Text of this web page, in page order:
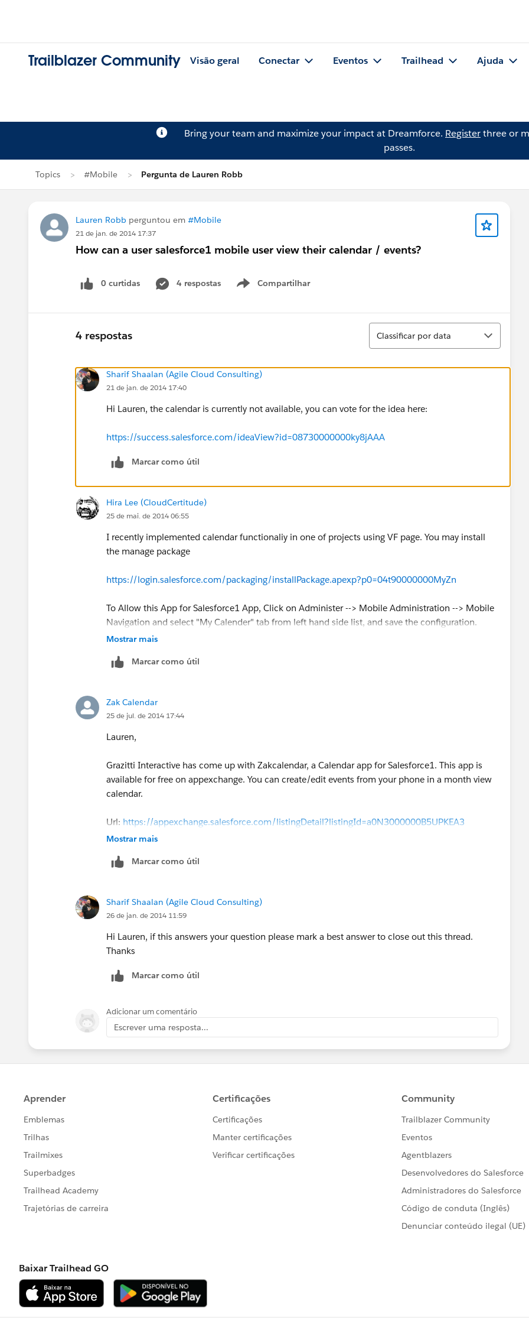
Trailblazer Community Visão geral Conectar Eventos Trailhead Ajuda
Bring your team and maximize your impact at Dreamforce. Registerthree or
passes.
Topics #Mobile Pergunta de Lauren Robb
Lauren Robb perguntou em #Mobile
21 de jan. de 2014 17:37
How can a user salesforce1 mobile user view their calendar / events?
0 curtidas 4 respostas Compartilhar
Show menu
4 respostas
Classificar
Classificar por data
Sharif Shaalan (Agile Cloud Consulting)
21 de jan. de 2014 17:40
Hi Lauren, the calendar is currently not available, you can vote for the idea here:
https://success.salesforce.com/ideaView?id=08730000000ky8jAAA
Marcar como útil
Hira Lee (CloudCertitude)
25 de mai. de 2014 06:55
I recently implemented calendar functionaliy in one of projects using VF page. You may install
the manage package
https://login.salesforce.com/packaging/installPackage.apexp?p0=04t90000000MyZn
To Allow this App for Salesforce1 App, Click on Administer --> Mobile Administration --> Mobile
Navigation and select "My Calender" tab from left hand side list, and save the configuration.
Mostrar mais
Marcar como útil
Zak Calendar
25 de jul. de 2014 17:44
Lauren,
Grazitti Interactive has come up with Zakcalendar, a Calendar app for Salesforce1. This app is
available for free on appexchange. You can create/edit events from your phone in a month view
calendar.
Url: https://appexchange.salesforce.com/listingDetail?listingId=a0N3000000B5UPKEA3
Mostrar mais
Marcar como útil
Sharif Shaalan (Agile Cloud Consulting)
26 de jan. de 2014 11:59
Hi Lauren, if this answers your question please mark a best answer to close out this thread.
Thanks
Marcar como útil
Adicionar um comentário
Escrever uma resposta...